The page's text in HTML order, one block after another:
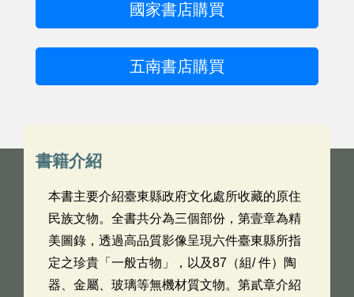
國家書店購買
五南書店購買
書籍介紹
本書主要介紹臺東縣政府文化處所收藏的原住
民族文物。全書共分為三個部份，第壹章為精
美圖錄，透過高品質影像呈現六件臺東縣所指
定之珍貴「一般古物」，以及87（組/ 件）陶
器、金屬、玻璃等無機材質文物。第貳章介紹